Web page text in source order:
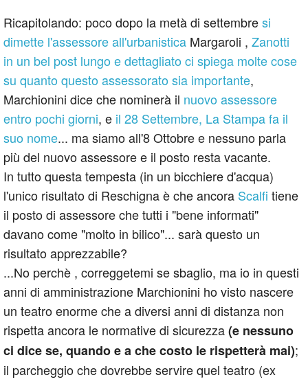
Ricapitolando: poco dopo la metà di settembresi
dimette l'assessore all'urbanistica Margaroli , Zanotti
in un bel post lungo e dettagliato ci spiega molte cose
su quanto questo assessorato sia importante,
Marchionini dice che nominerà il nuovo assessore
entro pochi giorni, e il 28 Settembre, La Stampa fa il
suo nome... ma siamo all'8 Ottobre e nessuno parla
più del nuovo assessore e il posto resta vacante.
In tutto questa tempesta (in un bicchiere d'acqua)
l'unico risultato di Reschigna è che ancora Scalfi tiene
il posto di assessore che tutti i "bene informati"
davano come "molto in bilico"... sarà questo un
risultato apprezzabile?
...No perchè , correggetemi se sbaglio, ma io in questi
anni di amministrazione Marchionini ho visto nascere
un teatro enorme che a diversi anni di distanza non
rispetta ancora le normative di sicurezza(e nessuno
ci dice se, quando e a che costo le rispetterà mai);
il parcheggio che dovrebbe servire quel teatro (ex